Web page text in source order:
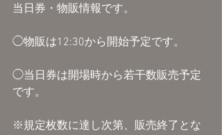
当日券・物販情報です。
◯物販は12:30から開始予定です。
◯当日券は開場時から若干数販売予定
です。
※規定枚数に達し次第、販売終了とな